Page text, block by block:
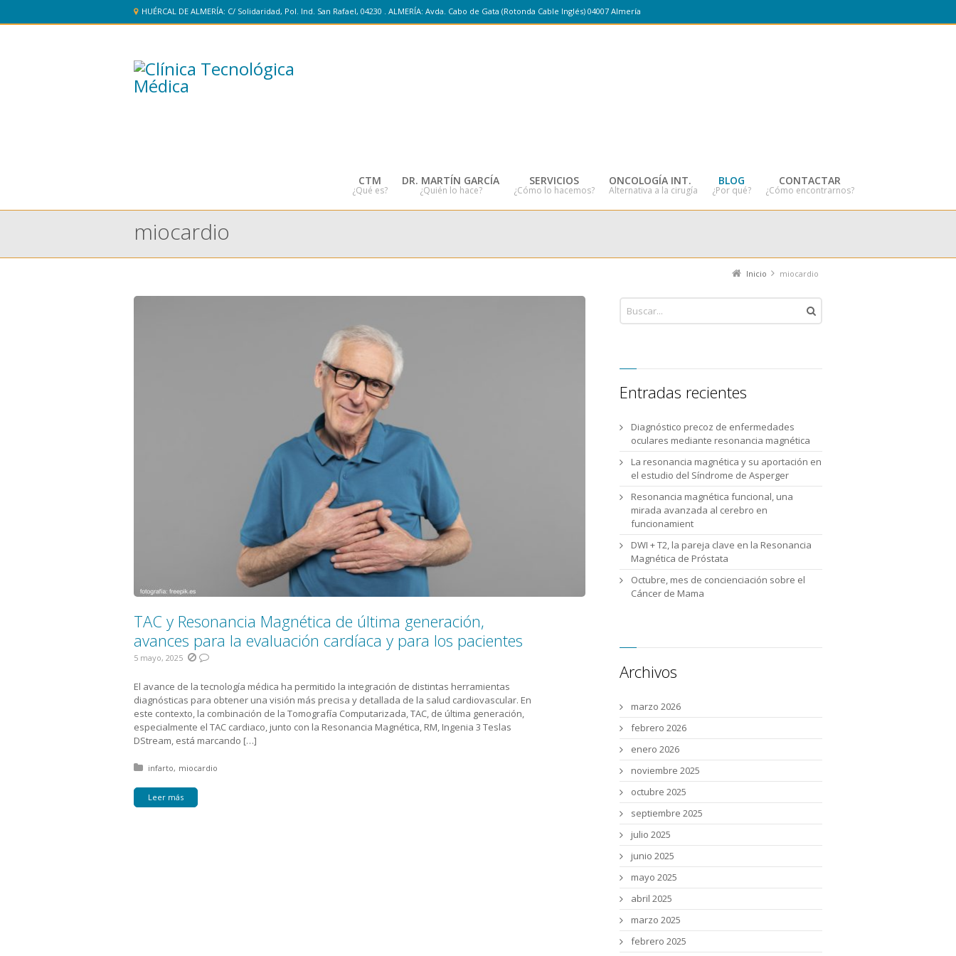
HUÉRCAL DE ALMERÍA: C/ Solidaridad, Pol. Ind. San Rafael, 04230 . ALMERÍA: Avda. Cabo de Gata (Rotonda Cable Inglés) 04007 Almería
CTM
¿Qué es?
DR. MARTÍN GARCÍA
¿Quién lo hace?
SERVICIOS
¿Cómo lo hacemos?
ONCOLOGÍA INT.
Alternativa a la cirugía
BLOG
¿Por qué?
CONTACTAR
¿Cómo encontrarnos?
miocardio
Inicio miocardio
TAC y Resonancia Magnética de última generación,
avances para la evaluación cardíaca y para los pacientes
5 mayo, 2025
El avance de la tecnología médica ha permitido la integración de distintas herramientas
diagnósticas para obtener una visión más precisa y detallada de la salud cardiovascular. En
este contexto, la combinación de la Tomografía Computarizada, TAC, de última generación,
especialmente el TAC cardiaco, junto con la Resonancia Magnética, RM, Ingenia 3 Teslas
DStream, está marcando […]
Posted in:
infarto miocardio
Leer más
Entradas recientes
Diagnóstico precoz de enfermedades
oculares mediante resonancia magnética
La resonancia magnética y su aportación en
el estudio del Síndrome de Asperger
Resonancia magnética funcional, una
mirada avanzada al cerebro en
funcionamient
DWI + T2, la pareja clave en la Resonancia
Magnética de Próstata
Octubre, mes de concienciación sobre el
Cáncer de Mama
Archivos
marzo 2026
febrero 2026
enero 2026
noviembre 2025
octubre 2025
septiembre 2025
julio 2025
junio 2025
mayo 2025
abril 2025
marzo 2025
febrero 2025